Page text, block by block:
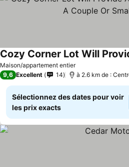
Maison/appartement entier
9,6 Excellent 14 à 2.6 km de :
Sélectionnez des dates pour voir
les prix exacts